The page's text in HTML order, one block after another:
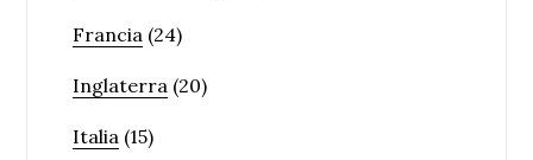
Francia (24)
Inglaterra (20)
Italia (15)